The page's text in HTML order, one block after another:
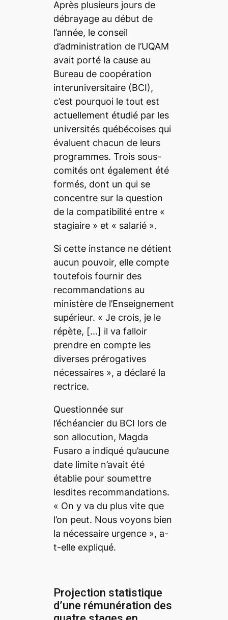
Après plusieurs jours de
débrayage au début de
l’année, le conseil
d’administration de l’UQAM
avait porté la cause au
Bureau de coopération
interuniversitaire (BCI),
c’est pourquoi le tout est
actuellement étudié par les
universités québécoises qui
évaluent chacun de leurs
programmes. Trois sous-
comités ont également été
formés, dont un qui se
concentre sur la question
de la compatibilité entre «
stagiaire » et « salarié ».
Si cette instance ne détient
aucun pouvoir, elle compte
toutefois fournir des
recommandations au
ministère de l’Enseignement
supérieur. « Je crois, je le
répète, […] il va falloir
prendre en compte les
diverses prérogatives
nécessaires », a déclaré la
rectrice.
Questionnée sur
l’échéancier du BCI lors de
son allocution, Magda
Fusaro a indiqué qu’aucune
date limite n’avait été
établie pour soumettre
lesdites recommandations.
« On y va du plus vite que
l’on peut. Nous voyons bien
la nécessaire urgence », a-
t-elle expliqué.